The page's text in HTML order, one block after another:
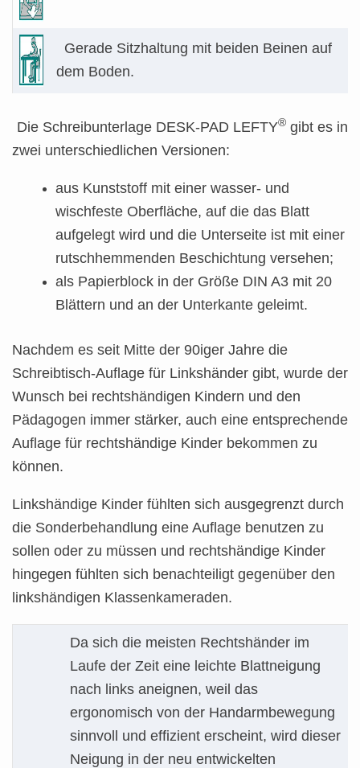
Gerade Sitzhaltung mit beiden Beinen auf
dem Boden.
Die Schreibunterlage DESK-PAD LEFTY® gibt es in
zwei unterschiedlichen Versionen:
aus Kunststoff mit einer wasser- und
wischfeste Oberfläche, auf die das Blatt
aufgelegt wird und die Unterseite ist mit einer
rutschhemmenden Beschichtung versehen;
als Papierblock in der Größe DIN A3 mit 20
Blättern und an der Unterkante geleimt.
Nachdem es seit Mitte der 90iger Jahre die
Schreibtisch-Auflage für Linkshänder gibt, wurde der
Wunsch bei rechtshändigen Kindern und den
Pädagogen immer stärker, auch eine entsprechende
Auflage für rechtshändige Kinder bekommen zu
können.
Linkshändige Kinder fühlten sich ausgegrenzt durch
die Sonderbehandlung eine Auflage benutzen zu
sollen oder zu müssen und rechtshändige Kinder
hingegen fühlten sich benachteiligt gegenüber den
linkshändigen Klassenkameraden.
Da sich die meisten Rechtshänder im
Laufe der Zeit eine leichte Blattneigung
nach links aneignen, weil das
ergonomisch von der Handarmbewegung
sinnvoll und effizient erscheint, wird dieser
Neigung in der neu entwickelten